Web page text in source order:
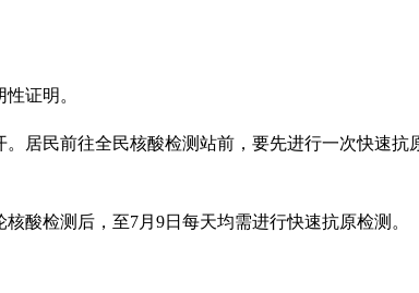
证明。
居民前往全民核酸检测站前，要先进行一次快速抗
酸检测后，至7月9日每天均需进行快速抗原检测。